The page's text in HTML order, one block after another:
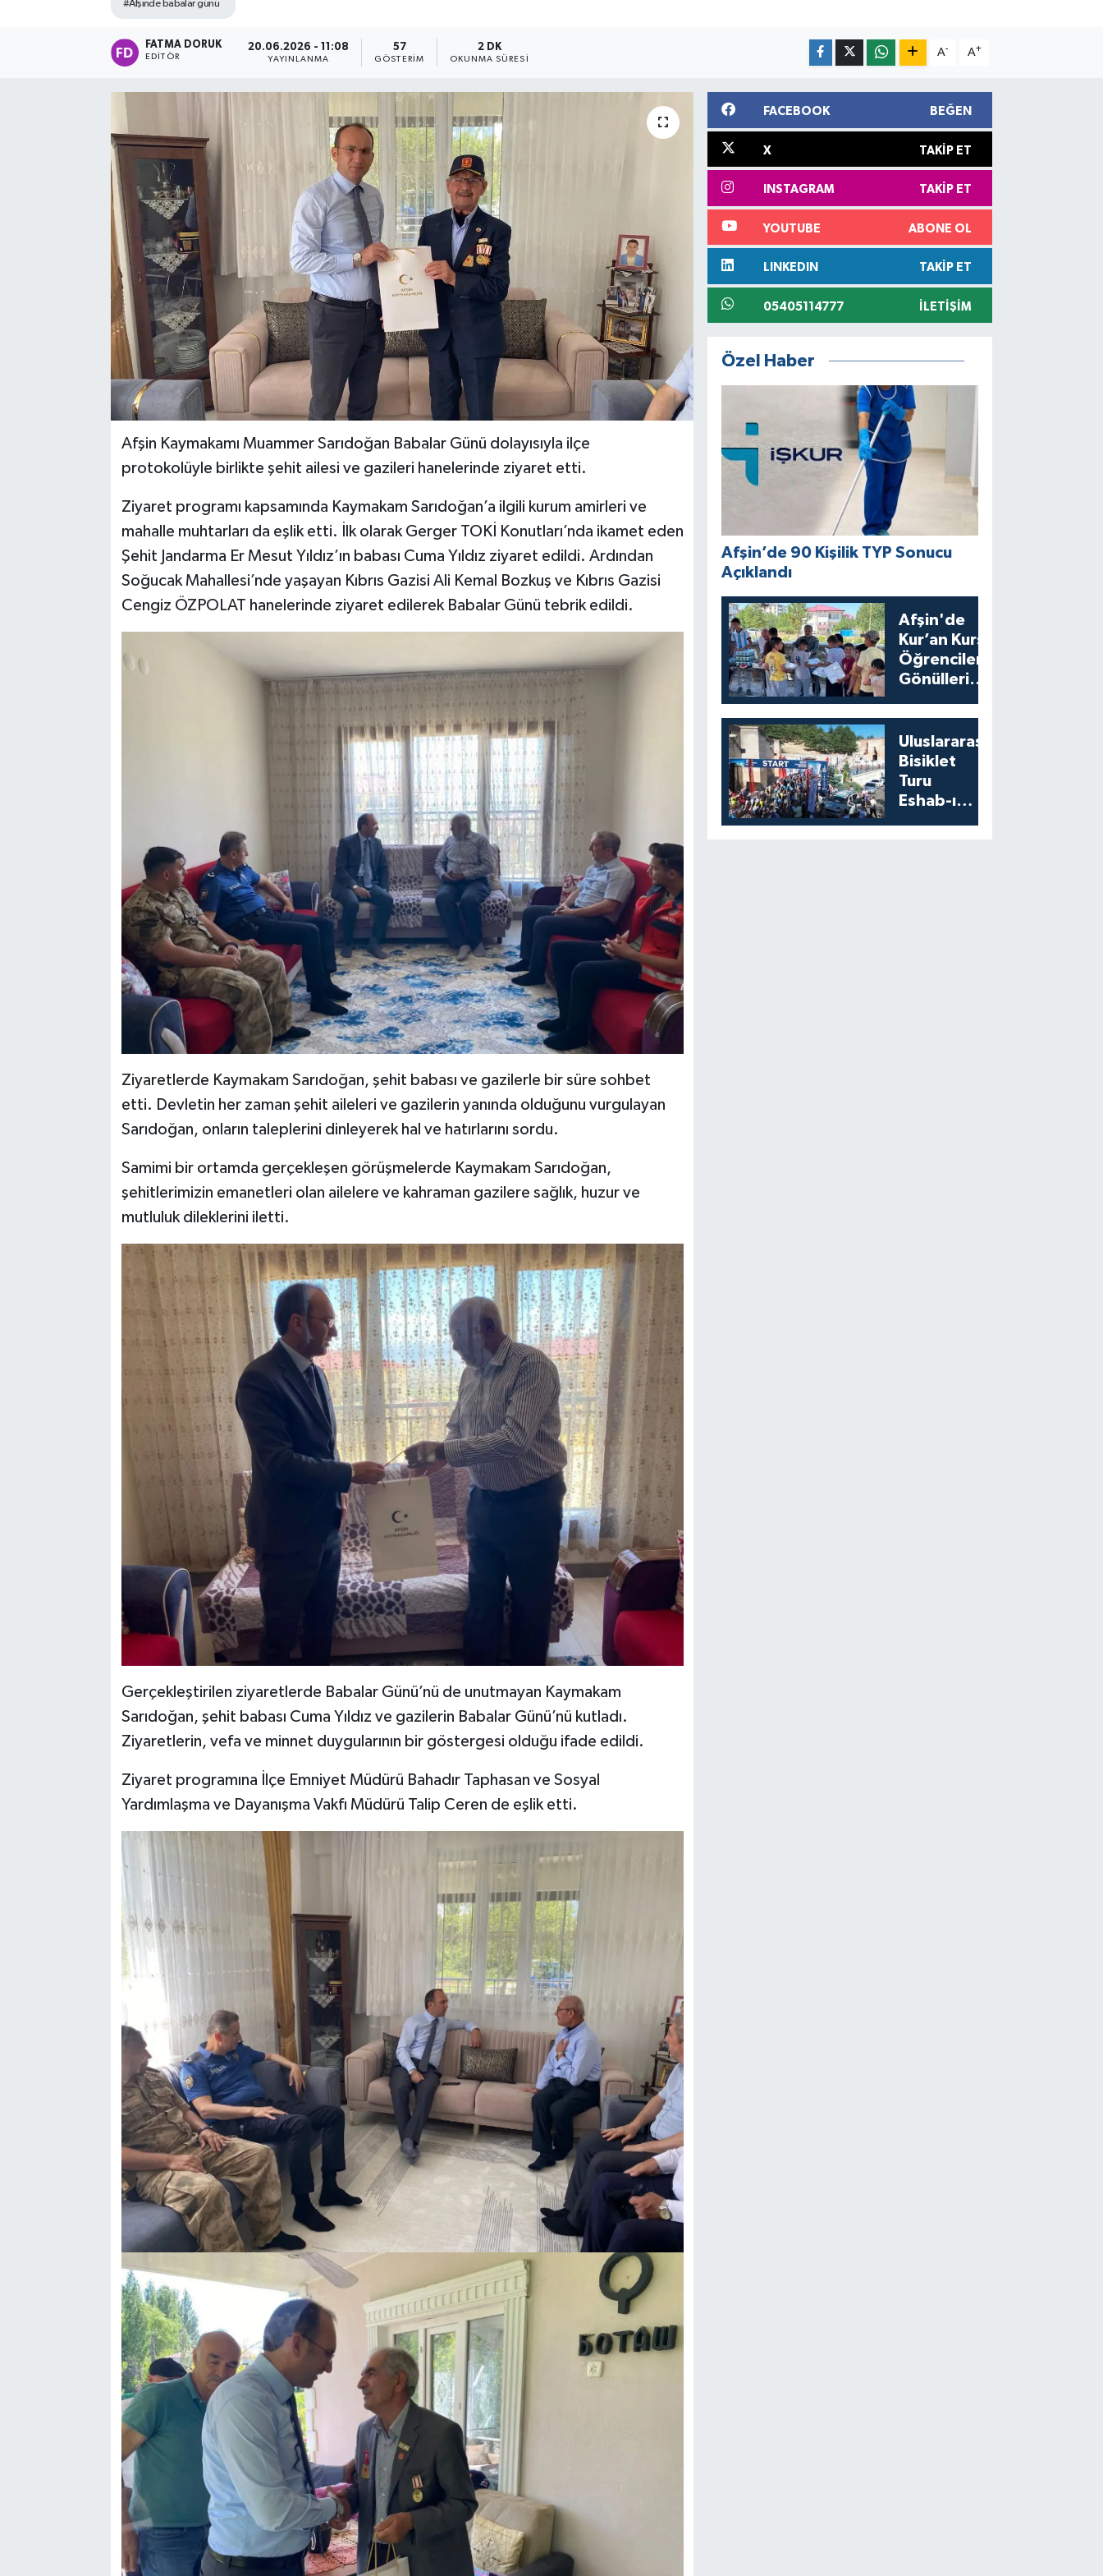
#Afşinde babalar günü
FATMA DORUK
EDITÖR
20.06.2026 - 11:08
YAYINLANMA
57
GÖSTERIM
2 DK
OKUNMA SÜRESI
A- A+
Afşin Kaymakamı Muammer Sarıdoğan Babalar Günü dolayısıyla ilçe
protokolüyle birlikte şehit ailesi ve gazileri hanelerinde ziyaret etti.
Ziyaret programı kapsamında Kaymakam Sarıdoğan’a ilgili kurum amirleri ve
mahalle muhtarları da eşlik etti. İlk olarak Gerger TOKİ Konutları’nda ikamet eden
Şehit Jandarma Er Mesut Yıldız’ın babası Cuma Yıldız ziyaret edildi. Ardından
Soğucak Mahallesi’nde yaşayan Kıbrıs Gazisi Ali Kemal Bozkuş ve Kıbrıs Gazisi
Cengiz ÖZPOLAT hanelerinde ziyaret edilerek Babalar Günü tebrik edildi.
Ziyaretlerde Kaymakam Sarıdoğan, şehit babası ve gazilerle bir süre sohbet
etti. Devletin her zaman şehit aileleri ve gazilerin yanında olduğunu vurgulayan
Sarıdoğan, onların taleplerini dinleyerek hal ve hatırlarını sordu.
Samimi bir ortamda gerçekleşen görüşmelerde Kaymakam Sarıdoğan,
şehitlerimizin emanetleri olan ailelere ve kahraman gazilere sağlık, huzur ve
mutluluk dileklerini iletti.
Gerçekleştirilen ziyaretlerde Babalar Günü’nü de unutmayan Kaymakam
Sarıdoğan, şehit babası Cuma Yıldız ve gazilerin Babalar Günü’nü kutladı.
Ziyaretlerin, vefa ve minnet duygularının bir göstergesi olduğu ifade edildi.
Ziyaret programına İlçe Emniyet Müdürü Bahadır Taphasan ve Sosyal
Yardımlaşma ve Dayanışma Vakfı Müdürü Talip Ceren de eşlik etti.
FACEBOOK BEĞEN
X TAKIP ET
INSTAGRAM TAKIP ET
YOUTUBE ABONE OL
LINKEDIN TAKIP ET
05405114777 İLETIŞIM
Özel Haber
Afşin’de 90 Kişilik TYP Sonucu
Açıklandı
Afşin'de
Kur’an Kursu
Öğrencilerine
Gönülleri
Uluslararası
Bisiklet
Turu
Eshab-ı